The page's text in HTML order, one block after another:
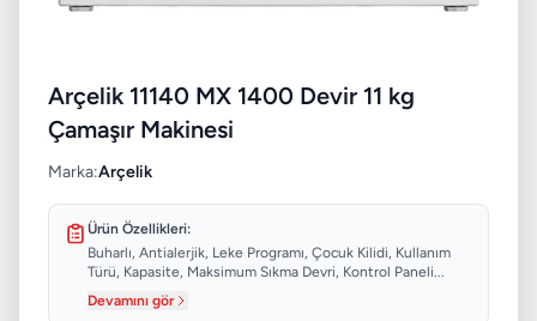
Arçelik 11140 MX 1400 Devir 11 kg
Çamaşır Makinesi
Marka:Arçelik
Ürün Özellikleri:
Buharlı, Antialerjik, Leke Programı, Çocuk Kilidi, Kullanım
Türü, Kapasite, Maksimum Sıkma Devri, Kontrol Paneli...
Devamını gör